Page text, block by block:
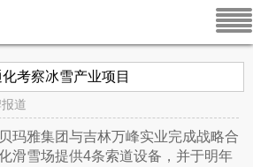
考察冰雪产业项目
道
玛雅集团与吉林万峰实业完成战略合
滑雪场提供4条索道设备，并于明年